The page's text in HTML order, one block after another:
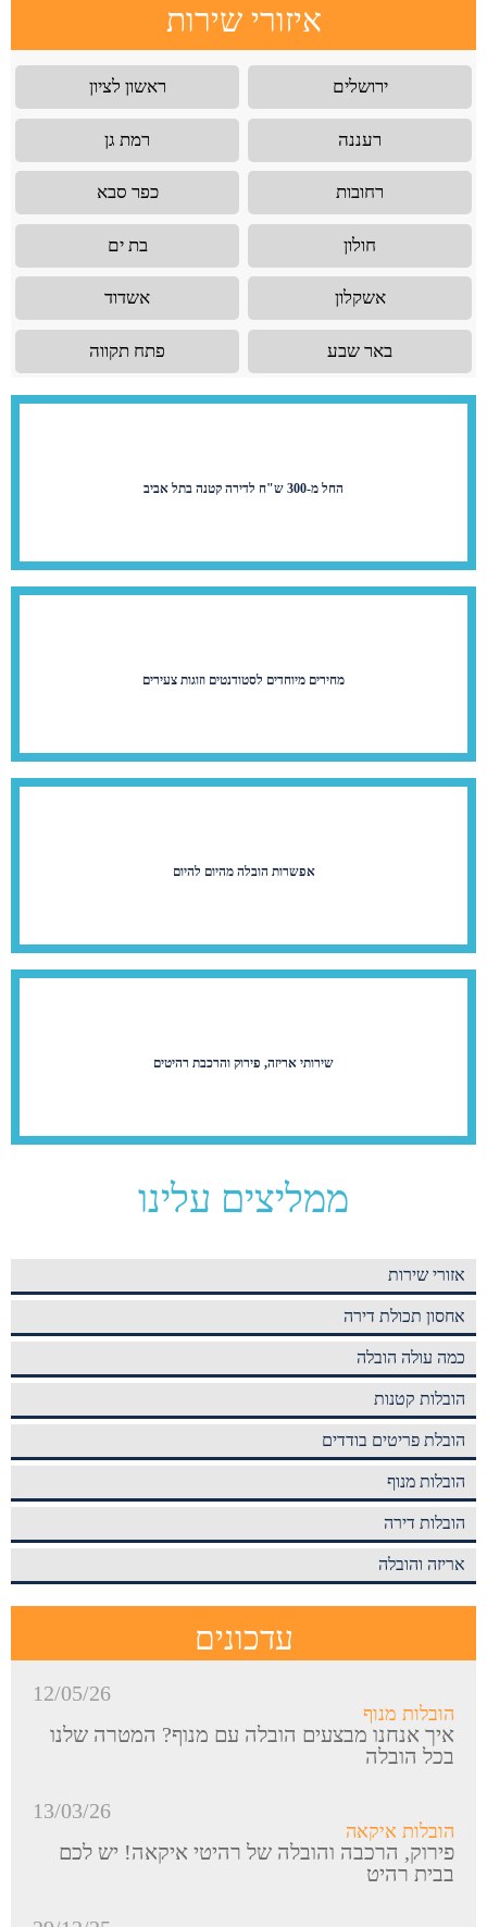
איזורי שירות
ירושלים ראשון לציון
רעננה רמת גן
רחובות כפר סבא
חולון בת ים
אשקלון אשדוד
באר שבע פתח תקווה
החל מ-300 ש"ח לדירה קטנה בתל אביב
מחירים מיוחדים לסטודנטים וזוגות צעירים
אפשרות הובלה מהיום להיום
שירותי אריזה, פירוק והרכבת רהיטים
ממליצים עלינו
אזורי שירות
אחסון תכולת דירה
כמה עולה הובלה
הובלות קטנות
הובלת פריטים בודדים
הובלות מנוף
הובלות דירה
אריזה והובלה
עדכונים
12/05/26
הובלות מנוף
איך אנחנו מבצעים הובלה עם מנוף? המטרה שלנו
בכל הובלה
13/03/26
הובלות איקאה
פירוק, הרכבה והובלה של רהיטי איקאה! יש לכם
בבית רהיט